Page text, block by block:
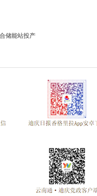
储能站投产